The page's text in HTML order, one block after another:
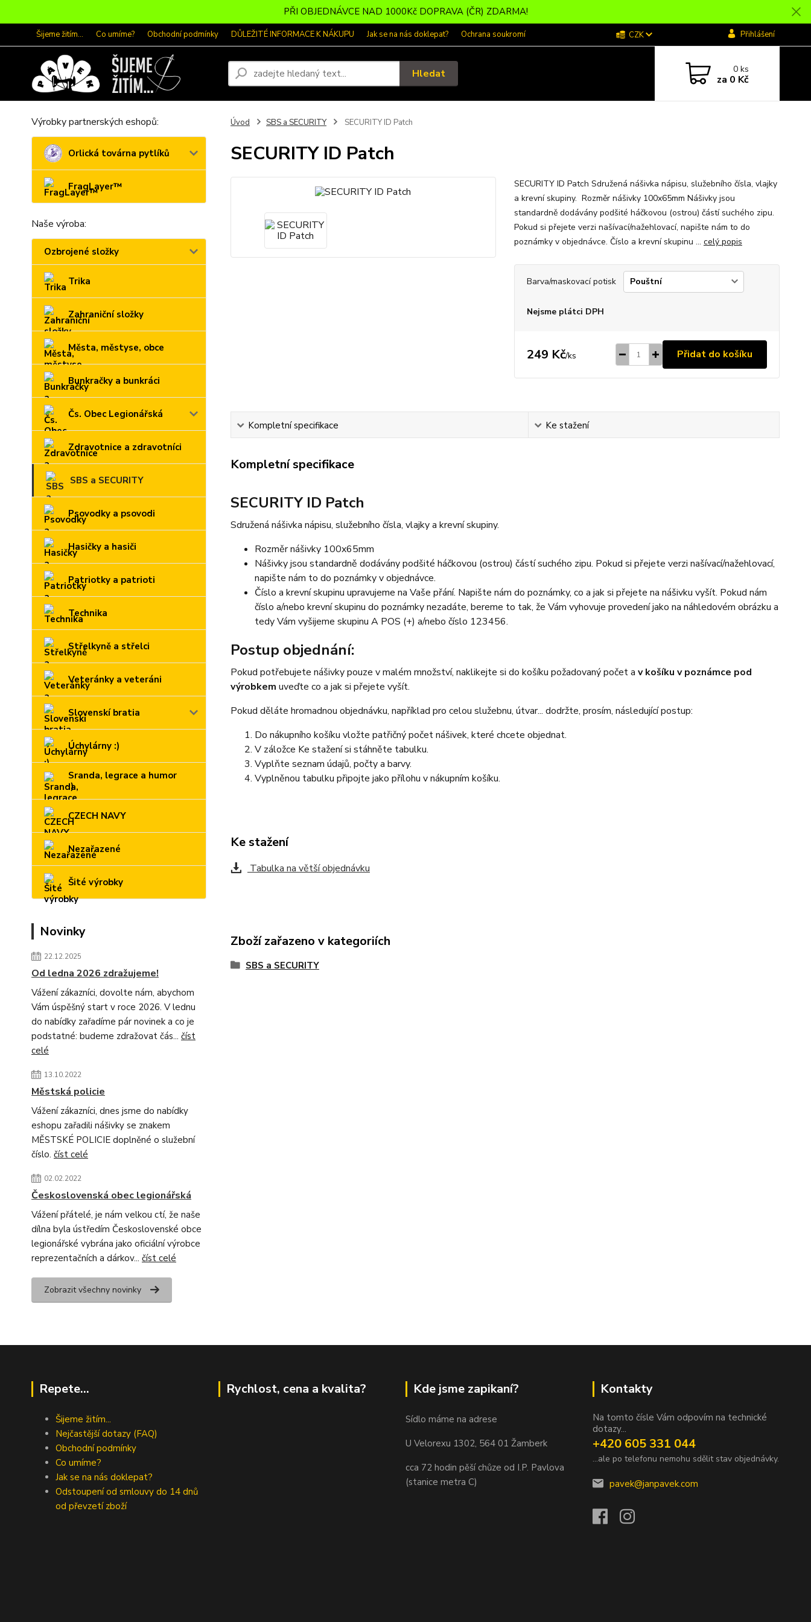
PŘI OBJEDNÁVCE NAD 1000Kč DOPRAVA (ČR) ZDARMA!
Šijeme žitím... Co umíme? Obchodní podmínky DŮLEŽITÉ INFORMACE K NÁKUPU Jak se na nás doklepat? Ochrana soukromí CZK Přihlášení
Hledat 0ks
za 0 Kč
Výrobky partnerských eshopů:
Orlická továrna pytlíků
FragLayer™
Naše výroba:
Ozbrojené složky
Trika
Zahraniční složky
Města, městyse, obce
Bunkračky a bunkráci
Čs. Obec Legionářská
Zdravotnice a zdravotníci
SBS a SECURITY
Psovodky a psovodi
Hasičky a hasiči
Patriotky a patrioti
Technika
Střelkyně a střelci
Veteránky a veteráni
Slovenskí bratia
Úchylárny :)
Sranda, legrace a humor
:)
CZECH NAVY
Nezařazené
Šité výrobky
Novinky
22.12.2025
Od ledna 2026 zdražujeme!
Vážení zákazníci, dovolte nám, abychom
Vám úspěšný start v roce 2026. V lednu
do nabídky zařadíme pár novinek a co je
podstatné: budeme zdražovat čás... číst
celé
13.10.2022
Městská policie
Vážení zákazníci, dnes jsme do nabídky
eshopu zařadili nášivky se znakem
MĚSTSKÉ POLICIE doplněné o služební
číslo. číst celé
02.02.2022
Československá obec legionářská
Vážení přátelé, je nám velkou ctí, že naše
dílna byla ústředím Československé obce
legionářské vybrána jako oficiální výrobce
reprezentačních a dárkov... číst celé
Zobrazit všechny novinky
Úvod SBS a SECURITY SECURITY ID Patch
SECURITY ID Patch
SECURITY ID Patch Sdružená nášivka nápisu, služebního čísla, vlajky
a krevní skupiny. Rozměr nášivky 100x65mm Nášivky jsou
standardně dodávány podšité háčkovou (ostrou) částí suchého zipu.
Pokud si přejete verzi našívací/nažehlovací, napište nám to do
poznámky v objednávce. Číslo a krevní skupinu ... celý popis
Barva/maskovací potisk
Nejsme plátci DPH
249 Kč/ks Přidat do košíku
Kompletní specifikace Ke stažení
Kompletní specifikace
SECURITY ID Patch
Sdružená nášivka nápisu, služebního čísla, vlajky a krevní skupiny.
Rozměr nášivky 100x65mm
Nášivky jsou standardně dodávány podšité háčkovou (ostrou) částí suchého zipu. Pokud si přejete verzi našívací/nažehlovací,
napište nám to do poznámky v objednávce.
Číslo a krevní skupinu upravujeme na Vaše přání. Napište nám do poznámky, co a jak si přejete na nášivku vyšít. Pokud nám
číslo a/nebo krevní skupinu do poznámky nezadáte, bereme to tak, že Vám vyhovuje provedení jako na náhledovém obrázku a
tedy Vám vyšijeme skupinu A POS (+) a/nebo číslo 123456.
Postup objednání:
Pokud potřebujete nášivky pouze v malém množství, naklikejte si do košíku požadovaný počet a v košíku v poznámce pod
výrobkem uveďte co a jak si přejete vyšít.
Pokud děláte hromadnou objednávku, například pro celou služebnu, útvar... dodržte, prosím, následující postup:
Do nákupního košíku vložte patřičný počet nášivek, které chcete objednat.
V záložce Ke stažení si stáhněte tabulku.
Vyplňte seznam údajů, počty a barvy.
Vyplněnou tabulku připojte jako přílohu v nákupním košíku.
Ke stažení
Tabulka na větší objednávku
Zboží zařazeno v kategoriích
SBS a SECURITY
Repete...
Šijeme žitím...
Nejčastější dotazy (FAQ)
Obchodní podmínky
Co umíme?
Jak se na nás doklepat?
Odstoupení od smlouvy do 14 dnů
od převzetí zboží
Rychlost, cena a kvalita? Kde jsme zapikaní?
Sídlo máme na adrese
U Velorexu 1302, 564 01 Žamberk
cca 72 hodin pěší chůze od I.P. Pavlova
(stanice metra C)
Kontakty
Na tomto čísle Vám odpovím na technické
dotazy...
+420 605 331 044
...ale po telefonu nemohu sdělit stav objednávky.
pavek@janpavek.com